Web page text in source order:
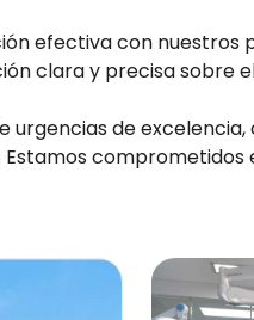
efectiva con nuestros
clara y precisa sobre
urgencias de